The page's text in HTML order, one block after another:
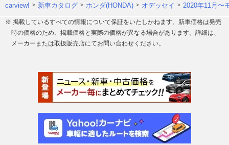
carview! 新車カタログ ホンダ(HONDA) オデッセイ 2020年11月〜
※ 掲載しているすべての情報について保証をいたしかねます。新車価格は発売
時の価格のため、掲載価格と実際の価格が異なる場合があります。詳細は、
メーカーまたは取扱販売店にてお問い合わせください。